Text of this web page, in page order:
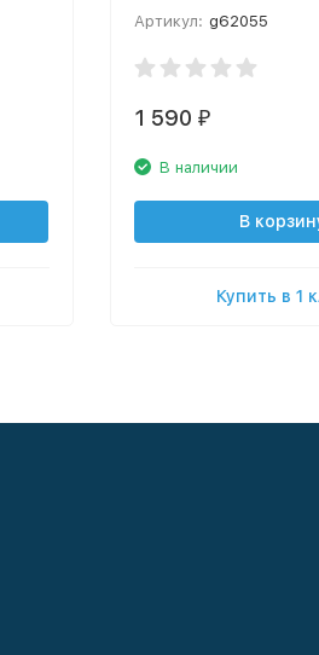
Артикул: g62055
1 590 ₽
В наличии
В
Купить в 1